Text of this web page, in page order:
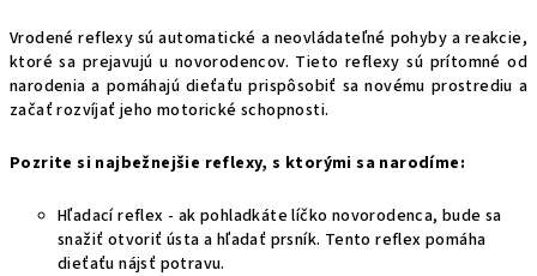
Vrodené reflexy sú automatické a neovládateľné pohyby a reakcie,
ktoré sa prejavujú u novorodencov. Tieto reflexy sú prítomné od
narodenia a pomáhajú dieťaťu prispôsobiť sa novému prostrediu a
začať rozvíjať jeho motorické schopnosti.
Pozrite si najbežnejšie reflexy, s ktorými sa narodíme:
Hľadací reflex - ak pohladkáte líčko novorodenca, bude sa
snažiť otvoriť ústa a hľadať prsník. Tento reflex pomáha
dieťaťu nájsť potravu.